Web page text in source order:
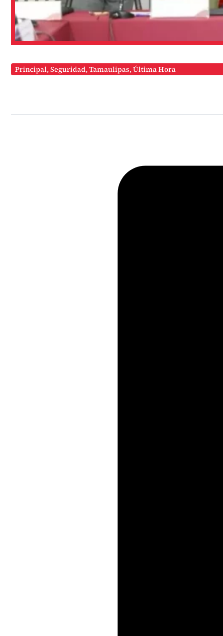
Principal,Seguridad,Tamaulipas,Última Hora